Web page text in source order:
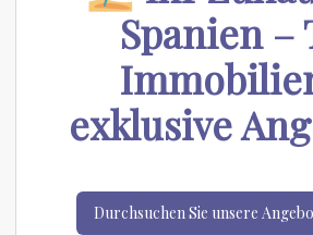
Spanien –
exklusive
Durchsuchen Sie unsere